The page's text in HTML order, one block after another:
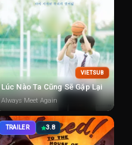
VIETSUB
Lúc Nào Ta Cũng Sẽ Gặp Lại
Always Meet Again
TRAILER 3.8